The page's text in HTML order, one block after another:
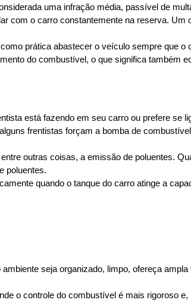
uma infração média, passível de
com o carro constantemente na reserva.
prática abastecer o veículo sempre que o
do combustível, o que significa também
está fazendo em seu carro ou prefere se
frentistas forçam a bomba de
outras coisas, a emissão de poluentes.
poluentes.
quando o tanque do carro atinge a
seja organizado, limpo, ofereça
o controle do combustível é mais rigoroso